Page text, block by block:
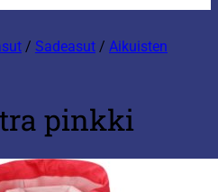
/ Sadeasut / Aikuisten
pinkki